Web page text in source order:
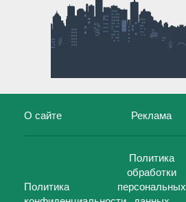
О сайте Реклама
Политика
Политика
обработки
персональных